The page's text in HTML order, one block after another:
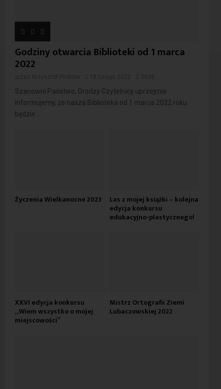
Godziny otwarcia Biblioteki od 1 marca
2022
Szanowni Państwo, Drodzy Czytelnicy uprzejmie
informujemy, że nasza Biblioteka od 1 marca 2022 roku
będzie...
Życzenia Wielkanocne 2023 Las z mojej książki – kolejna
edycja konkursu
edukacyjno-plastycznego!
XXVI edycja konkursu
„Wiem wszystko o mojej
miejscowości”
Mistrz Ortografii Ziemi
Lubaczowskiej 2022